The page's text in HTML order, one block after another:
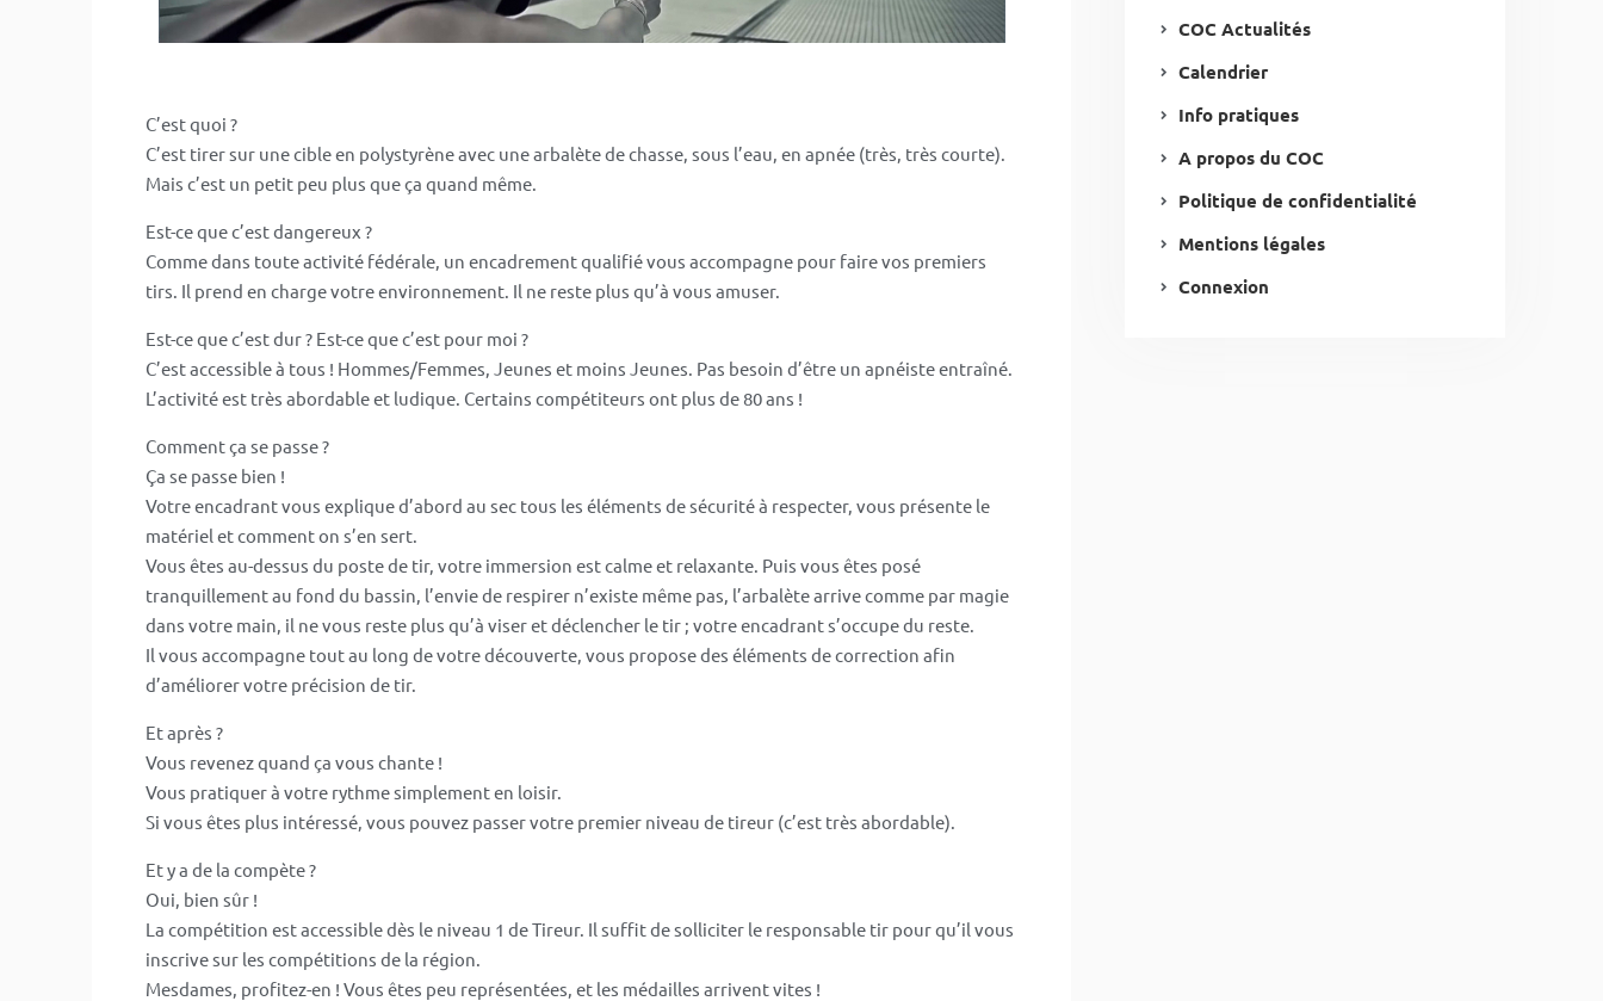
C’est quoi ?
C’est tirer sur une cible en polystyrène avec une arbalète de chasse, sous l’eau, en apnée (très, très courte).
Mais c’est un petit peu plus que ça quand même.
Est-ce que c’est dangereux ?
Comme dans toute activité fédérale, un encadrement qualifié vous accompagne pour faire vos premiers
tirs. Il prend en charge votre environnement. Il ne reste plus qu’à vous amuser.
Est-ce que c’est dur ? Est-ce que c’est pour moi ?
C’est accessible à tous ! Hommes/Femmes, Jeunes et moins Jeunes. Pas besoin d’être un apnéiste entraîné.
L’activité est très abordable et ludique. Certains compétiteurs ont plus de 80 ans !
Comment ça se passe ?
Ça se passe bien !
Votre encadrant vous explique d’abord au sec tous les éléments de sécurité à respecter, vous présente le
matériel et comment on s’en sert.
Vous êtes au-dessus du poste de tir, votre immersion est calme et relaxante. Puis vous êtes posé
tranquillement au fond du bassin, l’envie de respirer n’existe même pas, l’arbalète arrive comme par magie
dans votre main, il ne vous reste plus qu’à viser et déclencher le tir ; votre encadrant s’occupe du reste.
Il vous accompagne tout au long de votre découverte, vous propose des éléments de correction afin
d’améliorer votre précision de tir.
Et après ?
Vous revenez quand ça vous chante !
Vous pratiquer à votre rythme simplement en loisir.
Si vous êtes plus intéressé, vous pouvez passer votre premier niveau de tireur (c’est très abordable).
Et y a de la compète ?
Oui, bien sûr !
La compétition est accessible dès le niveau 1 de Tireur. Il suffit de solliciter le responsable tir pour qu’il vous
inscrive sur les compétitions de la région.
Mesdames, profitez-en ! Vous êtes peu représentées, et les médailles arrivent vites !
COC Actualités
Calendrier
Info pratiques
A propos du COC
Politique de confidentialité
Mentions légales
Connexion